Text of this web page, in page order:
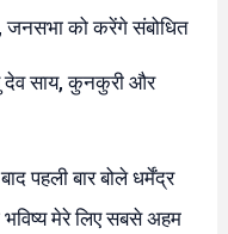
जनसभा को करेंगे संबोधित
देव साय, कुनकुरी और
पहली बार बोले धर्मेंद्र
मेरे लिए सबसे अहम